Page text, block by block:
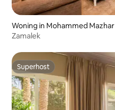
Woning in Mohammed Mazhar
Zamalek
Superhost
Superhost